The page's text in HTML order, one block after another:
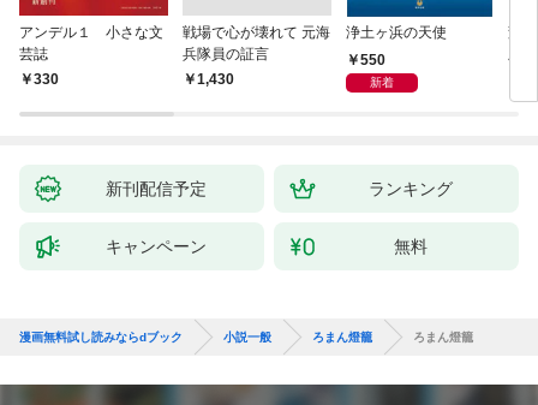
アンデル１ 小さな文
芸誌
330
戦場で心が壊れて 元海
兵隊員の証言
￥1,430
浄土ヶ浜の天使
550
新着
変
版
新刊配信予定 ランキング
キャンペーン 無料
漫画無料試し読みならdブック 小説一般 ろまん燈籠 ろまん燈籠